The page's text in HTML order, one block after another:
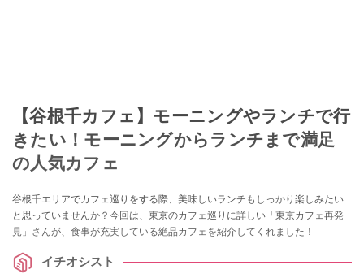
【谷根千カフェ】モーニングやランチで行
きたい！モーニングからランチまで満足
の人気カフェ
谷根千エリアでカフェ巡りをする際、美味しいランチもしっかり楽しみたい
と思っていませんか？今回は、東京のカフェ巡りに詳しい「東京カフェ再発
見」さんが、食事が充実している絶品カフェを紹介してくれました！
イチオシスト